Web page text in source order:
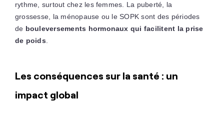
rythme, surtout chez les femmes. La puberté, la
grossesse, la ménopause ou le SOPK sont des périodes
de bouleversements hormonaux qui facilitent la prise
de poids
Les conséquences sur la santé : un
impact global